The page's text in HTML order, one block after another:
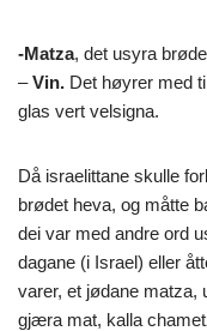
-Matza, det usyra
–Vin. Det høyrer med
glas vert velsigna.
Då israelittane skulle
brødet heva, og måtte
dei var med andre ord
dagane (i Israel) eller
varer, et jødane matza,
gjæra mat, kalla